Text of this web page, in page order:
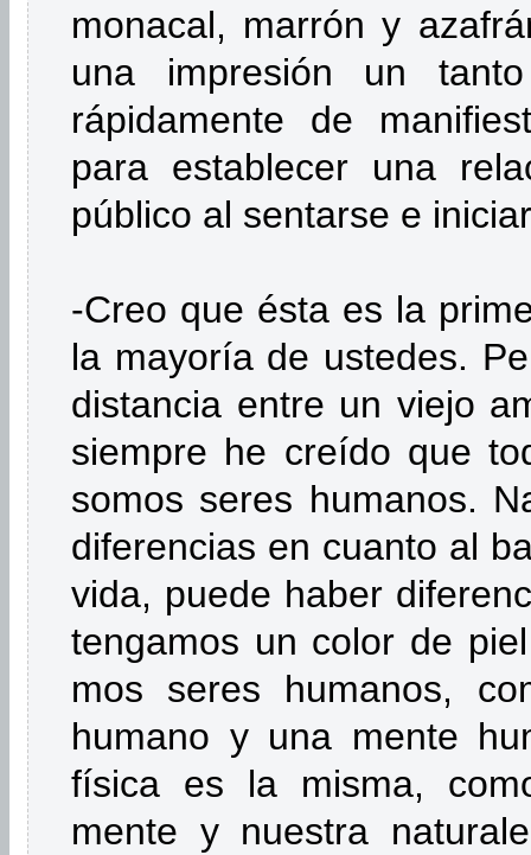
monacal, marrón y
una impresión un
rápidamente de
para establecer una
público al sen­tarse e
-Creo que ésta es la
la mayoría de ustedes.
distancia entre un viejo
siempre he creído que
somos seres humanos.
diferencias en cuan­to al
vida, puede haber
tengamos un color de
mos seres humanos,
humano y una mente
física es la misma,
mente y nuestra